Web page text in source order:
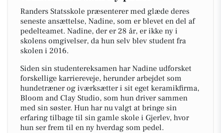
Randers Statsskole præsenterer med glæde deres
seneste ansættelse, Nadine, som er blevet en del af
pedelteamet. Nadine, der er 28 år, er ikke ny i
skolens omgivelser, da hun selv blev student fra
skolen i 2016.
Siden sin studentereksamen har Nadine udforsket
forskellige karriereveje, herunder arbejdet som
hundetræner og iværksætter i sit eget keramikfirma,
Bloom and Clay Studio, som hun driver sammen
med sin søster. Hun har nu valgt at bringe sin
erfaring tilbage til sin gamle skole i Gjerlev, hvor
hun ser frem til en ny hverdag som pedel.